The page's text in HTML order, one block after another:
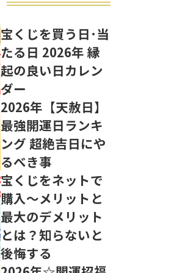
宝くじを買う日･当
たる日 2026年 縁
起の良い日カレン
ダー
2026年【天赦日】
最強開運日ランキ
ング 超絶吉日にや
るべき事
宝くじをネットで
購入〜メリットと
最大のデメリット
とは？知らないと
後悔する